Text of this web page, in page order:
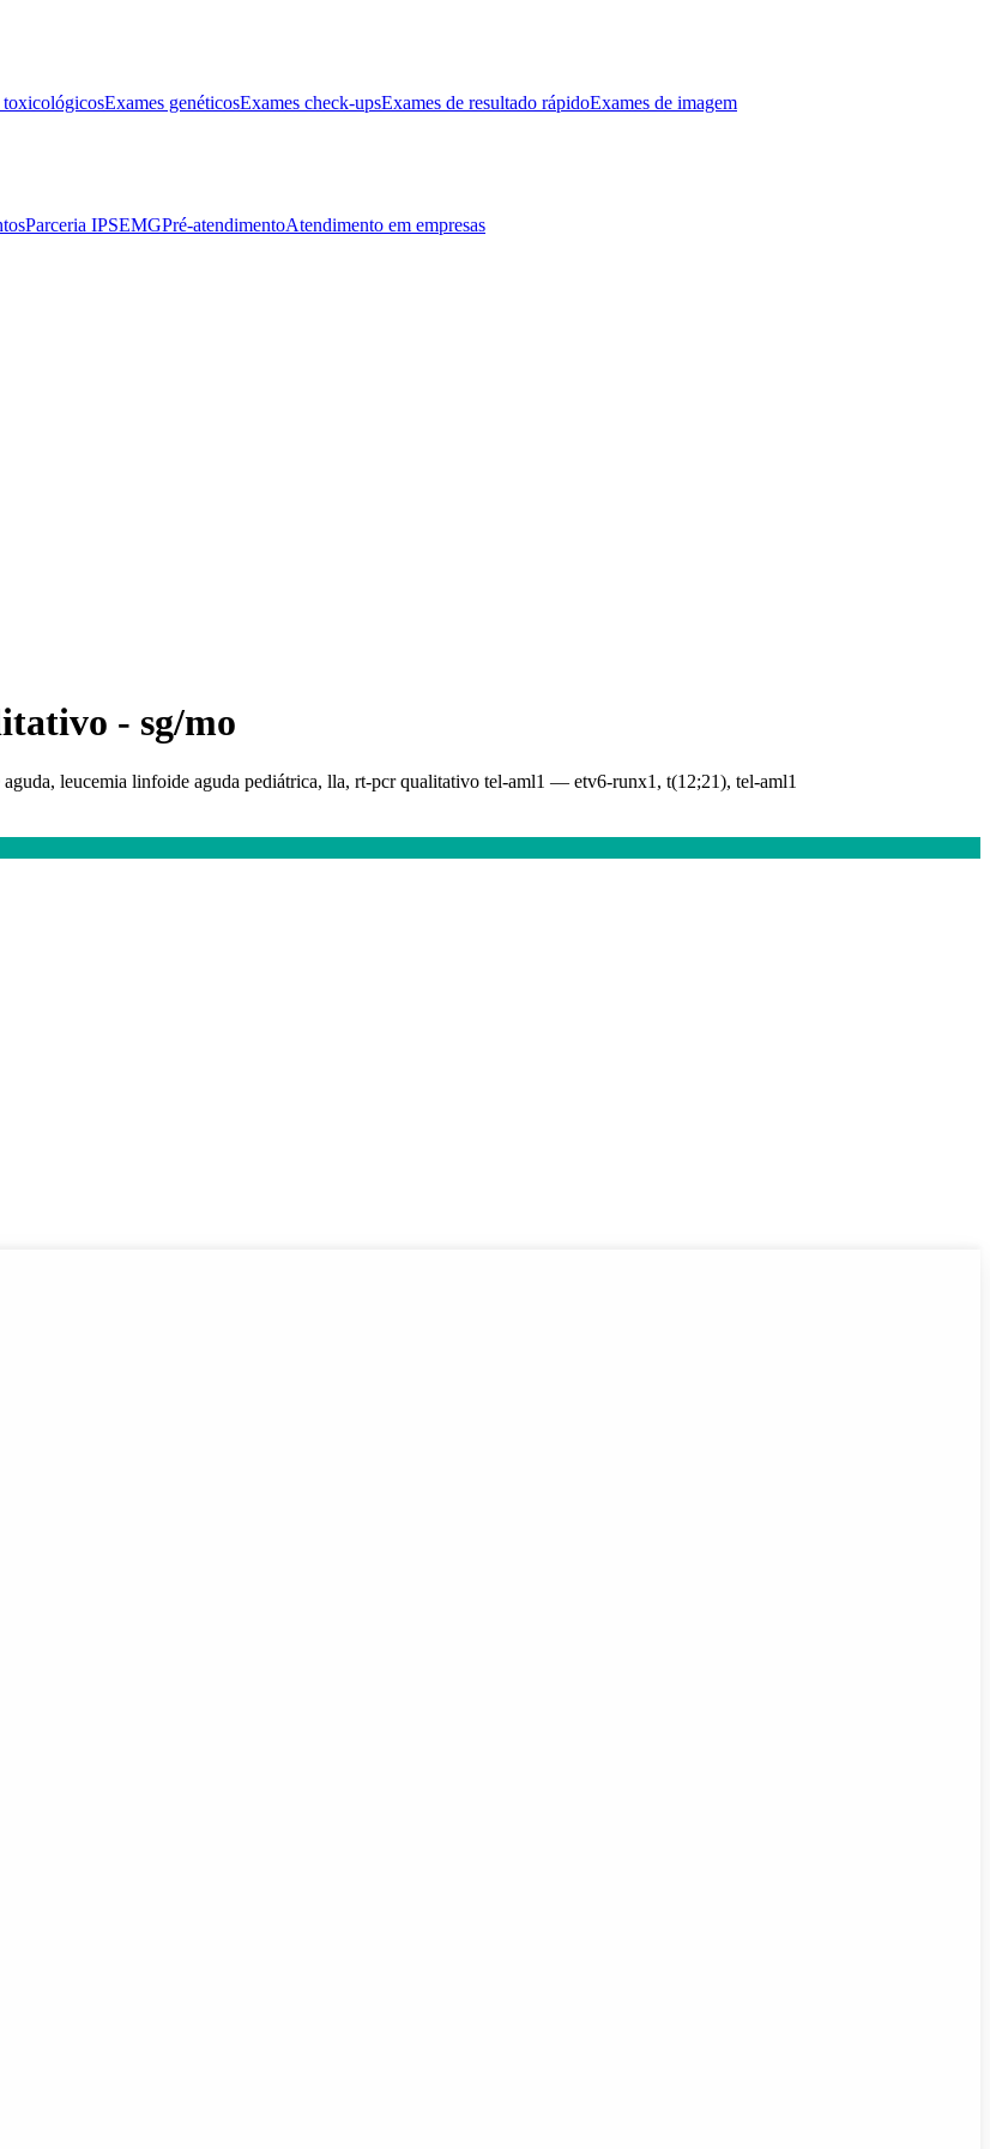
toxicológicosExames genéticosExames check-upsExames de resultado rápidoExames de imagem
Parceria IPSEMGPré-atendimentoAtendimento em empresas
- sg/mo
leucemia linfoide aguda pediátrica, lla, rt-pcr qualitativo tel-aml1 — etv6-runx1, t(12;21), tel-aml1